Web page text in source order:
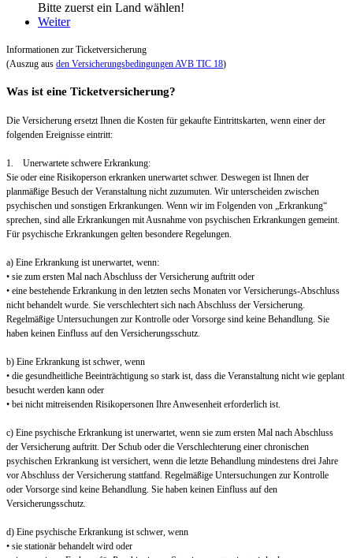
Bitte zuerst ein Land wählen!
Weiter
Informationen zur Ticketversicherung
(Auszug aus den Versicherungsbedingungen AVB TIC 18)
Was ist eine Ticketversicherung?
Die Versicherung ersetzt Ihnen die Kosten für gekaufte Eintrittskarten, wenn einer der
folgenden Ereignisse eintritt:
1. Unerwartete schwere Erkrankung:
Sie oder eine Risikoperson erkranken unerwartet schwer. Deswegen ist Ihnen der
planmäßige Besuch der Veranstaltung nicht zuzumuten. Wir unterscheiden zwischen
psychischen und sonstigen Erkrankungen. Wenn wir im Folgenden von „Erkrankung“
sprechen, sind alle Erkrankungen mit Ausnahme von psychischen Erkrankungen gemeint.
Für psychische Erkrankungen gelten besondere Regelungen.
a) Eine Erkrankung ist unerwartet, wenn:
• sie zum ersten Mal nach Abschluss der Versicherung auftritt oder
• eine bestehende Erkrankung in den letzten sechs Monaten vor Versicherungs-Abschluss
nicht behandelt wurde. Sie verschlechtert sich nach Abschluss der Versicherung.
Regelmäßige Untersuchungen zur Kontrolle oder Vorsorge sind keine Behandlung. Sie
haben keinen Einfluss auf den Versicherungsschutz.
b) Eine Erkrankung ist schwer, wenn
• die gesundheitliche Beeinträchtigung so stark ist, dass die Veranstaltung nicht wie geplant
besucht werden kann oder
• bei nicht mitreisenden Risikopersonen Ihre Anwesenheit erforderlich ist.
c) Eine psychische Erkrankung ist unerwartet, wenn sie zum ersten Mal nach Abschluss
der Versicherung auftritt. Der Schub oder die Verschlechterung einer chronischen
psychischen Erkrankung ist versichert, wenn die letzte Behandlung mindestens drei Jahre
vor Abschluss der Versicherung stattfand. Regelmäßige Untersuchungen zur Kontrolle
oder Vorsorge sind keine Behandlung. Sie haben keinen Einfluss auf den
Versicherungsschutz.
d) Eine psychische Erkrankung ist schwer, wenn
• sie stationär behandelt wird oder